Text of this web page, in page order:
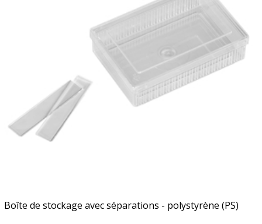
Boîte de stockage avec séparations - polystyrène (PS)